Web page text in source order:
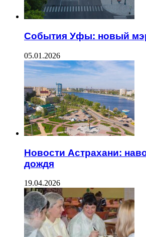
События Уфы: новый
05.01.2026
Новости Астрахани:
дождя
19.04.2026